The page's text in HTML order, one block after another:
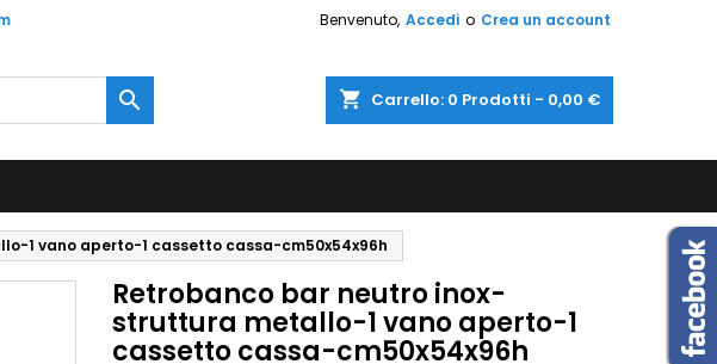
Benvenuto, Accedi o Crea un account
shopping_cart Carrello: 0 Prodotti - 0,00 €

1 vano aperto-1 cassetto cassa-cm50x54x96h
Retrobanco bar neutro inox-
struttura metallo-1 vano aperto-1
cassetto cassa-cm50x54x96h